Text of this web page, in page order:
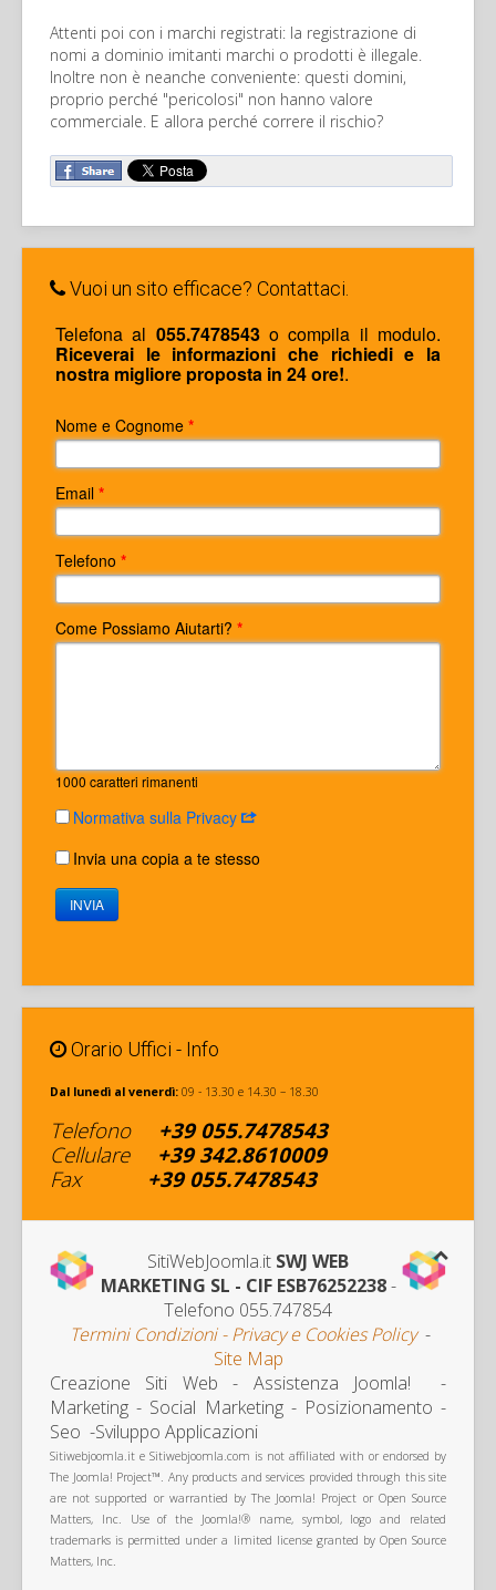
Attenti poi con i marchi registrati: la registrazione di
nomi a dominio imitanti marchi o prodotti è illegale.
Inoltre non è neanche conveniente: questi domini,
proprio perché "pericolosi" non hanno valore
commerciale. E allora perché correre il rischio?
Vuoi un sito efficace? Contattaci.
Telefona al 055.7478543o compila il modulo.
Riceverai le informazioni che richiedi e la
nostra migliore proposta in 24 ore!.
Nome e Cognome *
Email *
Telefono *
Come Possiamo Aiutarti? *
1000 caratteri rimanenti
Normativa sulla Privacy
Invia una copia a te stesso
INVIA
Orario Uffici - Info
Dal lunedì al venerdì: 09 - 13.30 e 14.30 – 18.30
Telefono +39 055.7478543
Cellulare+39 342.8610009
Fax
+39 055.7478543
SitiWebJoomla.it SWJ WEB
MARKETING SL - CIF ESB76252238-
Telefono 055.747854
Termini Condizioni - Privacy e Cookies Policy-
Site Map
Creazione Siti Web - Assistenza Joomla! -
Marketing - Social Marketing - Posizionamento -
Seo -Sviluppo Applicazioni
Sitiwebjoomla.it e Sitiwebjoomla.com is not affiliated with or endorsed by
The Joomla! Project™. Any products and services provided through this site
are not supported or warrantied by The Joomla! Project or Open Source
Matters, Inc. Use of the Joomla!® name, symbol, logo and related
trademarks is permitted under a limited license granted by Open Source
Matters, Inc.